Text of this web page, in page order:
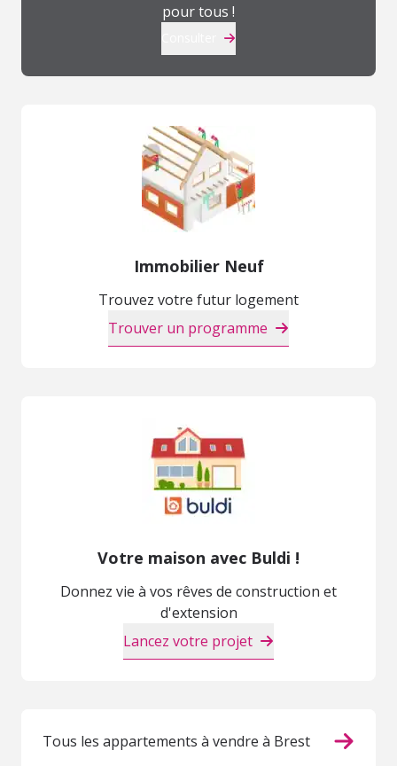
pour tous !
Immobilier Neuf
Trouvez votre futur logement
Trouver un programme
Votre maison avec Buldi !
Donnez vie à vos rêves de construction et
d'extension
Lancez votre projet
Tous les appartements à vendre à Brest